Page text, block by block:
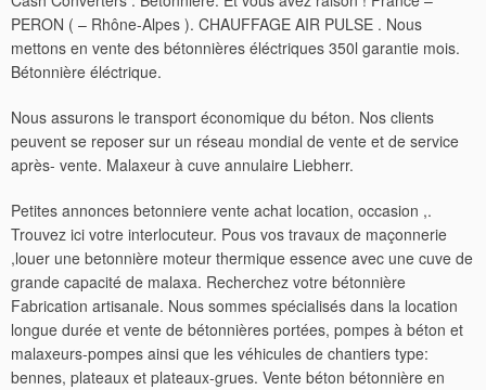
PERON ( – Rhône-Alpes ). CHAUFFAGE AIR PULSE . Nous
mettons en vente des bétonnières éléctriques 350l garantie mois.
Bétonnière éléctrique.
Nous assurons le transport économique du béton. Nos clients
peuvent se reposer sur un réseau mondial de vente et de service
après- vente. Malaxeur à cuve annulaire Liebherr.
Petites annonces betonniere vente achat location, occasion ,.
Trouvez ici votre interlocuteur. Pous vos travaux de maçonnerie
,louer une betonnière moteur thermique essence avec une cuve de
grande capacité de malaxa. Recherchez votre bétonnière
Fabrication artisanale. Nous sommes spécialisés dans la location
longue durée et vente de bétonnières portées, pompes à béton et
malaxeurs-pompes ainsi que les véhicules de chantiers type:
bennes, plateaux et plateaux-grues. Vente béton bétonnière en